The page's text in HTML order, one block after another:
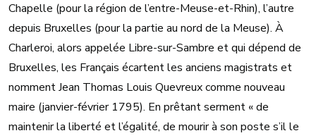
Chapelle (pour la région de l’entre-Meuse-et-Rhin), l’autre
depuis Bruxelles (pour la partie au nord de la Meuse). À
Charleroi, alors appelée Libre-sur-Sambre et qui dépend de
Bruxelles, les Français écartent les anciens magistrats et
nomment Jean Thomas Louis Quevreux comme nouveau
maire (janvier-février 1795). En prêtant serment « de
maintenir la liberté et l’égalité, de mourir à son poste s’il le